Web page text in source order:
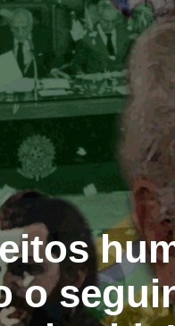
o